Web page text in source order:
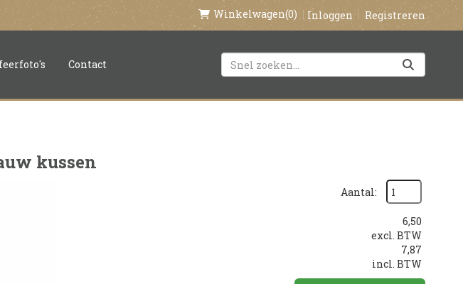
Winkelwagen(0) Inloggen Registreren
Contact
kussen
Aantal:
6,50
excl. BTW
7,87
incl. BTW